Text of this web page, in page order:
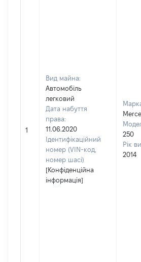
1
Вид майна:
Автомобіль
легковий
Дата набуття
права:
11.06.2020
Ідентифікаційний
номер (VIN-код,
номер шасі)
[Конфіденційна
інформація]
250
Рік
2014